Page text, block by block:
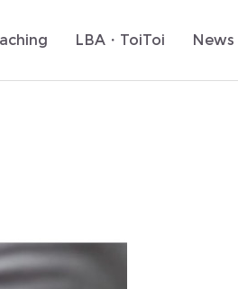
LBA・ToiToi News